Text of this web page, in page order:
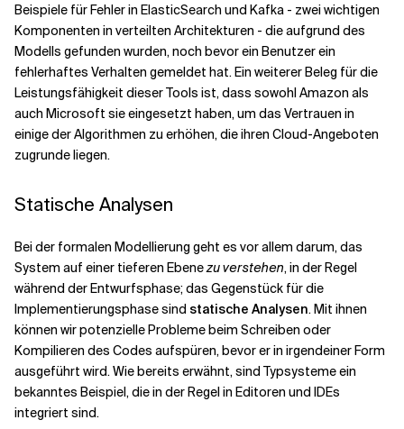
Beispiele für Fehler in ElasticSearch und Kafka - zwei wichtigen
Komponenten in verteilten Architekturen - die aufgrund des
Modells gefunden wurden, noch bevor ein Benutzer ein
fehlerhaftes Verhalten gemeldet hat. Ein weiterer Beleg für die
Leistungsfähigkeit dieser Tools ist, dass sowohl Amazon als
auch Microsoft sie eingesetzt haben, um das Vertrauen in
einige der Algorithmen zu erhöhen, die ihren Cloud-Angeboten
zugrunde liegen.
Statische Analysen
Bei der formalen Modellierung geht es vor allem darum, das
System auf einer tieferen Ebenezu verstehen, in der Regel
während der Entwurfsphase; das Gegenstück für die
Implementierungsphase sind statische Analysen. Mit ihnen
können wir potenzielle Probleme beim Schreiben oder
Kompilieren des Codes aufspüren, bevor er in irgendeiner Form
ausgeführt wird. Wie bereits erwähnt, sind Typsysteme ein
bekanntes Beispiel, die in der Regel in Editoren und IDEs
integriert sind.